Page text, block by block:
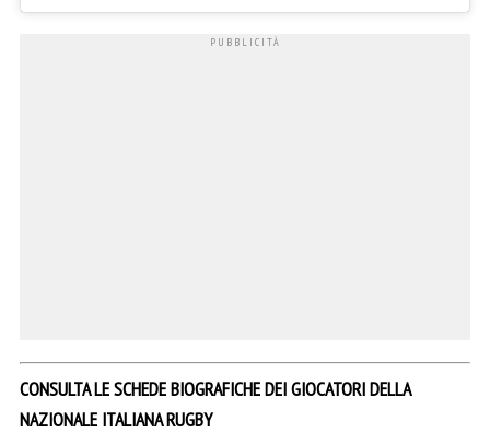
CONSULTA LE SCHEDE BIOGRAFICHE DEI GIOCATORI DELLA
NAZIONALE ITALIANA RUGBY